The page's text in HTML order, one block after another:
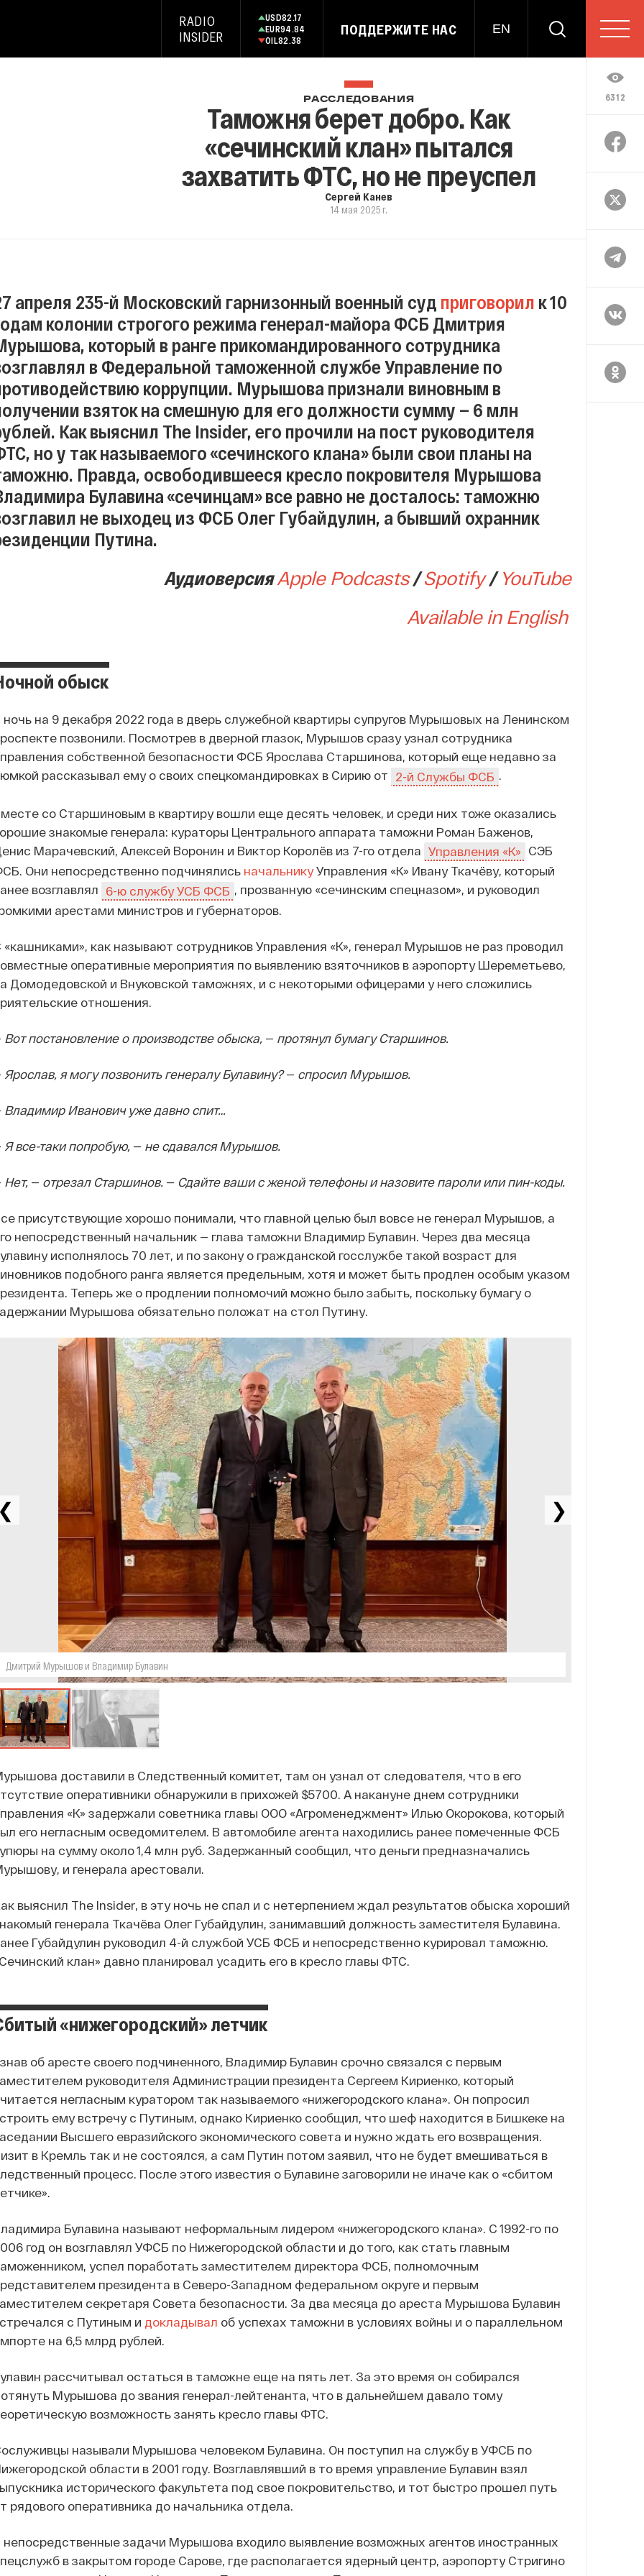
RADIO
INSIDER
USD82.17
EUR94.84
OIL82.38
ПОДДЕРЖИТЕ НАС EN
6312
РАССЛЕДОВАНИЯ
Таможня берет добро. Как
«сечинский клан» пытался
захватить ФТС, но не преуспел
Сергей Канев
14 мая 2025 г.
апреля 235-й Московский гарнизонный военный суд приговорил к 10
колонии строгого режима генерал-майора ФСБ Дмитрия
который в ранге прикомандированного сотрудника
в Федеральной таможенной службе Управление по
коррупции. Мурышова признали виновным в
взяток на смешную для его должности сумму — 6 млн
Как выяснил The Insider, его прочили на пост руководителя
но у так называемого «сечинского клана» были свои планы на
Правда, освободившееся кресло покровителя Мурышова
Булавина «сечинцам» все равно не досталось: таможню
не выходец из ФСБ Олег Губайдулин, а бывший охранник
Путина.
АудиоверсияApple Podcasts/Spotify /YouTube
Available in English
обыск
ночь на 9 декабря 2022 года в дверь служебной квартиры супругов Мурышовых на Ленинском
позвонили. Посмотрев в дверной глазок, Мурышов сразу узнал сотрудника
собственной безопасности ФСБ Ярослава Старшинова, который еще недавно за
рассказывал ему о своих спецкомандировках в Сирию от 2-й Службы ФСБ .
со Старшиновым в квартиру вошли еще десять человек, и среди них тоже оказались
знакомые генерала: кураторы Центрального аппарата таможни Роман Баженов,
Марачевский, Алексей Воронин и Виктор Королëв из 7-го отдела Управления «К» СЭБ
Они непосредственно подчинялись начальникуУправления «К» Ивану Ткачëву, который
возглавлял 6-ю службу УСБ ФСБ , прозванную «сечинским спецназом», и руководил
арестами министров и губернаторов.
«кашниками», как называют сотрудников Управления «К», генерал Мурышов не раз проводил
оперативные мероприятия по выявлению взяточников в аэропорту Шереметьево,
Домодедовской и Внуковской таможнях, и с некоторыми офицерами у него сложились
отношения.
Вот постановление о производстве обыска, — протянул бумагу Старшинов.
Ярослав, я могу позвонить генералу Булавину?— спросил Мурышов.
Владимир Иванович уже давно спит…
Я все-таки попробую, — не сдавался Мурышов.
Нет, — отрезал Старшинов. — Сдайте ваши с женой телефоны и назовите пароли или пин-коды.
присутствующие хорошо понимали, что главной целью был вовсе не генерал Мурышов, а
непосредственный начальник — глава таможни Владимир Булавин. Через два месяца
исполнялось 70 лет, и по закону о гражданской госслужбе такой возраст для
подобного ранга является предельным, хотя и может быть продлен особым указом
Теперь же о продлении полномочий можно было забыть, поскольку бумагу о
Мурышова обязательно положат на стол Путину.
Дмитрий Мурышов и Владимир Булавин
❯
доставили в Следственный комитет, там он узнал от следователя, что в его
оперативники обнаружили в прихожей $5700. А накануне днем сотрудники
«К» задержали советника главы ООО «Агроменеджмент» Илью Окорокова, который
его негласным осведомителем. В автомобиле агента находились ранее помеченные ФСБ
на сумму около 1,4 млн руб. Задержанный сообщил, что деньги предназначались
и генерала арестовали.
выяснил The Insider, в эту ночь не спал и с нетерпением ждал результатов обыска хороший
генерала Ткачëва Олег Губайдулин, занимавший должность заместителя Булавина.
Губайдулин руководил 4-й службой УСБ ФСБ и непосредственно курировал таможню.
клан» давно планировал усадить его в кресло главы ФТС.
«нижегородский» летчик
об аресте своего подчиненного, Владимир Булавин срочно связался с первым
руководителя Администрации президента Сергеем Кириенко, который
негласным куратором так называемого «нижегородского клана». Он попросил
ему встречу с Путиным, однако Кириенко сообщил, что шеф находится в Бишкеке на
Высшего евразийского экономического совета и нужно ждать его возвращения.
в Кремль так и не состоялся, а сам Путин потом заявил, что не будет вмешиваться в
процесс. После этого известия о Булавине заговорили не иначе как о «сбитом
Булавина называют неформальным лидером «нижегородского клана». С 1992-го по
год он возглавлял УФСБ по Нижегородской области и до того, как стать главным
успел поработать заместителем директора ФСБ, полномочным
президента в Северо-Западном федеральном округе и первым
секретаря Совета безопасности. За два месяца до ареста Мурышова Булавин
с Путиным и докладывал об успехах таможни в условиях войны и о параллельном
на 6,5 млрд рублей.
рассчитывал остаться в таможне еще на пять лет. За это время он собирался
Мурышова до звания генерал-лейтенанта, что в дальнейшем давало тому
возможность занять кресло главы ФТС.
называли Мурышова человеком Булавина. Он поступил на службу в УФСБ по
области в 2001 году. Возглавлявший в то время управление Булавин взял
исторического факультета под свое покровительство, и тот быстро прошел путь
рядового оперативника до начальника отдела.
непосредственные задачи Мурышова входило выявление возможных агентов иностранных
в закрытом городе Сарове, где располагается ядерный центр, аэропорту Стригино